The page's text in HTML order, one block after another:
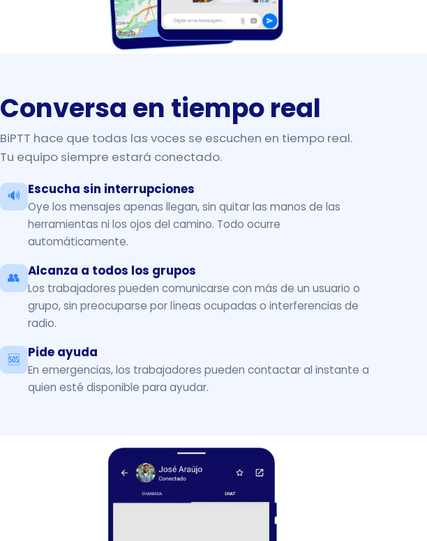
Conversa en tiempo real
BiPTT hace que todas las voces se escuchen en tiempo real.
Tu equipo siempre estará conectado.
🔊 Escucha sin interrupciones
Oye los mensajes apenas llegan, sin quitar las manos de las
herramientas ni los ojos del camino. Todo ocurre
automáticamente.
👥 Alcanza a todos los grupos
Los trabajadores pueden comunicarse con más de un usuario o
grupo, sin preocuparse por líneas ocupadas o interferencias de
radio.
🆘 Pide ayuda
En emergencias, los trabajadores pueden contactar al instante a
quien esté disponible para ayudar.